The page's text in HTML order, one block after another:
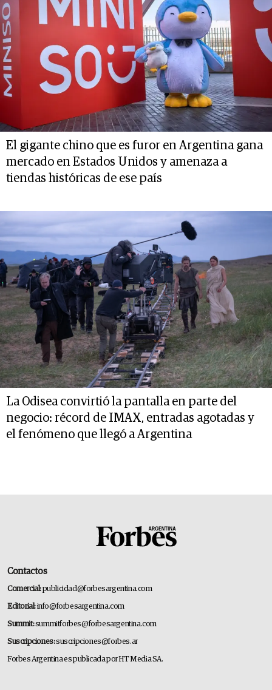
El gigante chino que es furor en Argentina gana
mercado en Estados Unidos y amenaza a
tiendas históricas de ese país
La Odisea convirtió la pantalla en parte del
negocio: récord de IMAX, entradas agotadas y
el fenómeno que llegó a Argentina
Contactos
Comercial:publicidad@forbesargentina.com
Editorial:info@forbesargentina.com
Summit:summitforbes@forbesargentina.com
Suscripciones:suscripciones@forbes.ar
Forbes Argentina es publicada por HT Media SA.